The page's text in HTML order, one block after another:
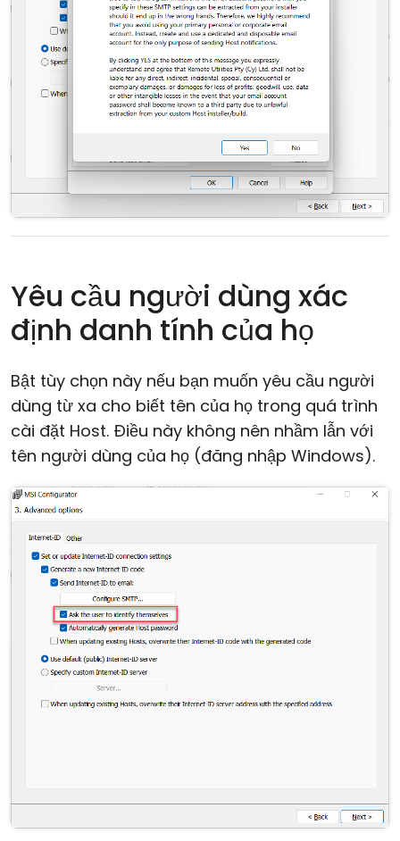
Yêu cầu người dùng xác
định danh tính của họ
Bật tùy chọn này nếu bạn muốn yêu cầu người
dùng từ xa cho biết tên của họ trong quá trình
cài đặt Host. Điều này không nên nhầm lẫn với
tên người dùng của họ (đăng nhập Windows).